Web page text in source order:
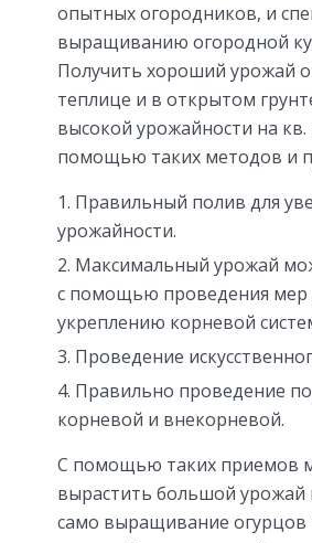
опытных огородников, и
выращиванию огородной
Получить хороший урожай
теплице и в открытом
высокой урожайности на
помощью таких методов и
Правильный полив для
урожайности.
Максимальный урожай
с помощью проведения мер
укреплению корневой
Проведение
Правильно проведение
корневой и внекорневой.
С помощью таких приемов
вырастить большой урожай
само выращивание огурцов